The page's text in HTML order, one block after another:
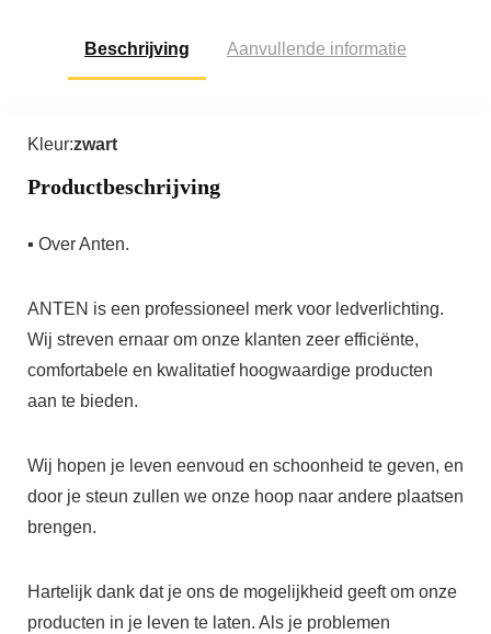
Beschrijving Aanvullende informatie
Kleur:zwart
Productbeschrijving
▪ Over Anten.
ANTEN is een professioneel merk voor ledverlichting.
Wij streven ernaar om onze klanten zeer efficiënte,
comfortabele en kwalitatief hoogwaardige producten
aan te bieden.
Wij hopen je leven eenvoud en schoonheid te geven, en
door je steun zullen we onze hoop naar andere plaatsen
brengen.
Hartelijk dank dat je ons de mogelijkheid geeft om onze
producten in je leven te laten. Als je problemen